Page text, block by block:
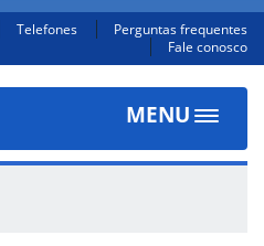
Telefones
Perguntas frequentes
Fale conosco
MENU
Toggle